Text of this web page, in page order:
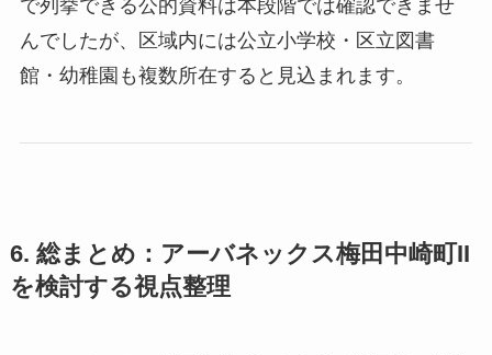
で列挙できる公的資料は本段階では確認できませ
んでしたが、区域内には公立小学校・区立図書
館・幼稚園も複数所在すると見込まれます。
6. 総まとめ：アーバネックス梅田中崎町II
を検討する視点整理